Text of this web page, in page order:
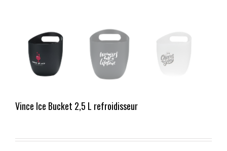
Vince Ice Bucket 2,5 L refroidisseur